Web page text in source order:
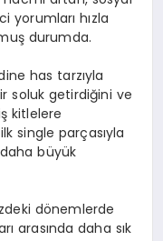
yorumları hızla
durumda.
has tarzıyla
soluk getirdiğini ve
kitlelere
single parçasıyla
büyük
dönemlerde
arasında daha sık